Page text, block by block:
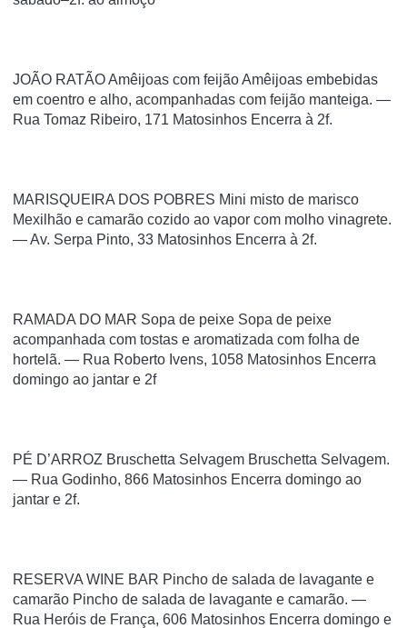
JOÃO RATÃO Amêijoas com feijão Amêijoas embebidas
em coentro e alho, acompanhadas com feijão manteiga. —
Rua Tomaz Ribeiro, 171 Matosinhos Encerra à 2f.
MARISQUEIRA DOS POBRES Mini misto de marisco
Mexilhão e camarão cozido ao vapor com molho vinagrete.
— Av. Serpa Pinto, 33 Matosinhos Encerra à 2f.
RAMADA DO MAR Sopa de peixe Sopa de peixe
acompanhada com tostas e aromatizada com folha de
hortelã. — Rua Roberto Ivens, 1058 Matosinhos Encerra
domingo ao jantar e 2f
PÉ D’ARROZ Bruschetta Selvagem Bruschetta Selvagem.
— Rua Godinho, 866 Matosinhos Encerra domingo ao
jantar e 2f.
RESERVA WINE BAR Pincho de salada de lavagante e
camarão Pincho de salada de lavagante e camarão. —
Rua Heróis de França, 606 Matosinhos Encerra domingo e